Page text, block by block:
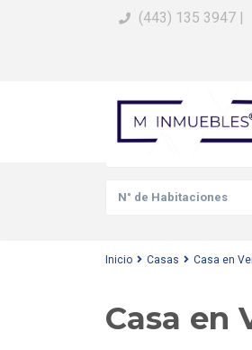
(443) 135 3947 |
Busca Tu Propiedad
N° de Habitaciones
Inicio Casas Casa en
Casa en